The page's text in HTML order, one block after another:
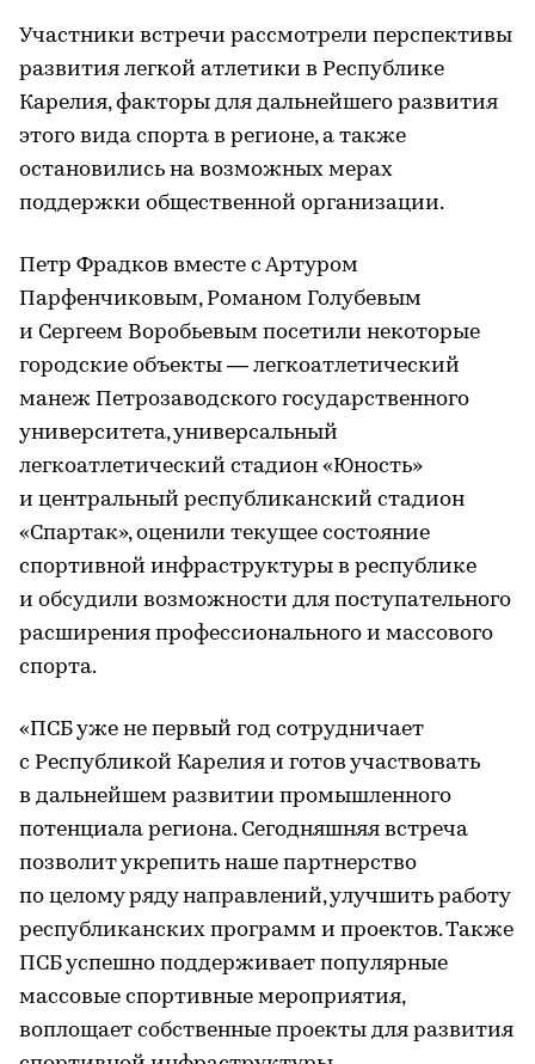
Участники встречи рассмотрели перспективы
развития легкой атлетики в Республике
Карелия, факторы для дальнейшего развития
этого вида спорта в регионе, а также
остановились на возможных мерах
поддержки общественной организации.
Петр Фрадков вместе с Артуром
Парфенчиковым, Романом Голубевым
и Сергеем Воробьевым посетили некоторые
городские объекты — легкоатлетический
манеж Петрозаводского государственного
университета, универсальный
легкоатлетический стадион «Юность»
и центральный республиканский стадион
«Спартак», оценили текущее состояние
спортивной инфраструктуры в республике
и обсудили возможности для поступательного
расширения профессионального и массового
спорта.
«ПСБ уже не первый год сотрудничает
с Республикой Карелия и готов участвовать
в дальнейшем развитии промышленного
потенциала региона. Сегодняшняя встреча
позволит укрепить наше партнерство
по целому ряду направлений, улучшить работу
республиканских программ и проектов. Также
ПСБ успешно поддерживает популярные
массовые спортивные мероприятия,
воплощает собственные проекты для развития